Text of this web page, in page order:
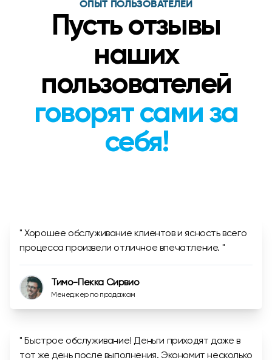
ОПЫТ ПОЛЬЗОВАТЕЛЕЙ
Пусть отзывы
наших
пользователей
говорят сами за
себя!
" Хорошее обслуживание клиентов и ясность всего
процесса произвели отличное впечатление. "
Тимо-Пекка Сирвио
Менеджер по продажам
" Быстрое обслуживание! Деньги приходят даже в
тот же день после выполнения. Экономит несколько